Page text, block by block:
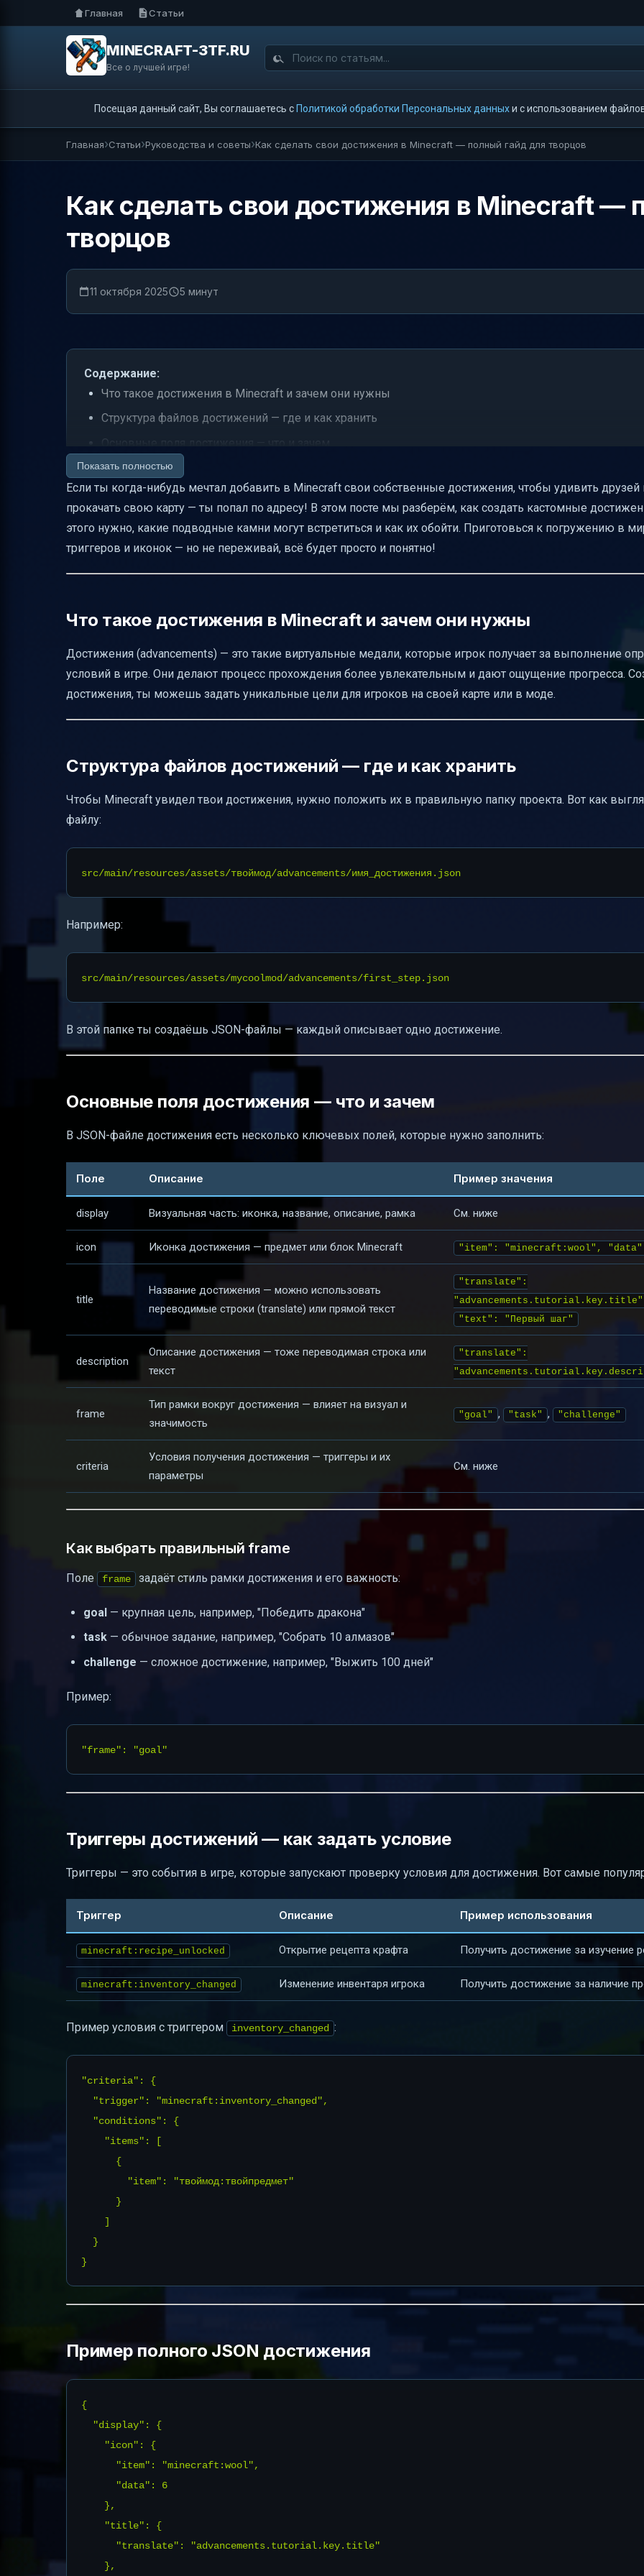
Главная Статьи
MINECRAFT-3TF.RU
Все о лучшей игре!
Посещая данный сайт, Вы соглашаетесь с Политикой обработки Персональных данныхи с использованием
Главная Статьи Руководства и советы Как сделать свои достижения в Minecraft — полный гайд для творцов
Как сделать свои достижения в Minecraft —
творцов
11 октября 2025 5 минут
Содержание:
Что такое достижения в Minecraft и зачем они нужны
Структура файлов достижений — где и как хранить
Основные поля достижения — что и зачем
Триггеры достижений — как задать условие
Пример полного JSON достижения
Переводы и текст — когда использовать translate, а когда прямой текст
Как избежать проблем с текстурами и фоном достижений
Совместимость и версии Minecraft
Таблица с примером триггеров и их применением
Показать полностью
Если ты когда-нибудь мечтал добавить в Minecraft свои собственные достижения, чтобы удивить друзей
прокачать свою карту — ты попал по адресу! В этом посте мы разберём, как создать кастомные
этого нужно, какие подводные камни могут встретиться и как их обойти. Приготовься к погружению в
триггеров и иконок — но не переживай, всё будет просто и понятно!
Что такое достижения в Minecraft и зачем они нужны
Достижения (advancements) — это такие виртуальные медали, которые игрок получает за выполнение
условий в игре. Они делают процесс прохождения более увлекательным и дают ощущение прогресса.
достижения, ты можешь задать уникальные цели для игроков на своей карте или в моде.
Структура файлов достижений — где и как хранить
Чтобы Minecraft увидел твои достижения, нужно положить их в правильную папку проекта. Вот как
файлу:
Например:
В этой папке ты создаёшь JSON-файлы — каждый описывает одно достижение.
Основные поля достижения — что и зачем
В JSON-файле достижения есть несколько ключевых полей, которые нужно заполнить:
Поле Описание Пример значения
display Визуальная часть: иконка, название, описание, рамка См. ниже
icon Иконка достижения — предмет или блок Minecraft "item": "minecraft:wool",
title
Название достижения — можно использовать
переводимые строки (translate) или прямой текст
"translate":
"advancements.tutorial.key.title"
"text": "Первый шаг"
description
Описание достижения — тоже переводимая строка или
текст
"translate":
frame
Тип рамки вокруг достижения — влияет на визуал и
значимость
"goal" , "task" , "challenge"
criteria
Условия получения достижения — триггеры и их
параметры
См. ниже
Как выбрать правильный frame
Поле frame задаёт стиль рамки достижения и его важность:
goal — крупная цель, например, "Победить дракона"
task — обычное задание, например, "Собрать 10 алмазов"
challenge — сложное достижение, например, "Выжить 100 дней"
Пример:
Триггеры достижений — как задать условие
Триггеры — это события в игре, которые запускают проверку условия для достижения. Вот самые
Триггер Описание Пример использования
minecraft:recipe_unlocked Открытие рецепта крафта Получить достижение за изучение
minecraft:inventory_changed Изменение инвентаря игрока Получить достижение за наличие
Пример условия с триггером inventory_changed :
"criteria": {
  "trigger": "minecraft:inventory_changed",
  "conditions": {
    "items": [
      {
        "item": "твоймод:твойпредмет"
      }
    ]
  }
Пример полного JSON достижения
{
  "display": {
    "icon": {
      "item": "minecraft:wool",
      "data": 6
    },
    "title": {
      "translate": "advancements.tutorial.key.title"
    },